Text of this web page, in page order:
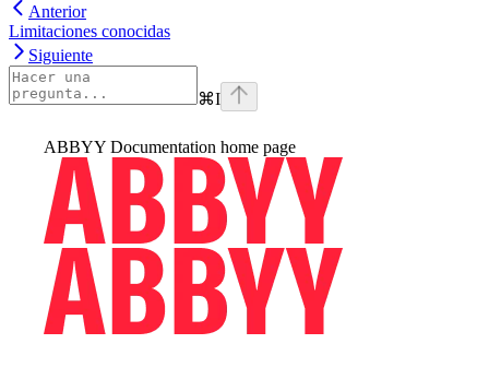
Anterior
Limitaciones conocidas
Siguiente
⌘I
ABBYY Documentation home page